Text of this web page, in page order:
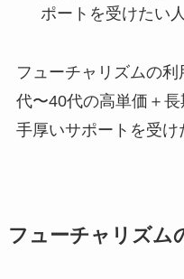
ポートを受けたい人
フューチャリズムの
代〜40代の高単価＋
手厚いサポートを受け
フューチャリズム